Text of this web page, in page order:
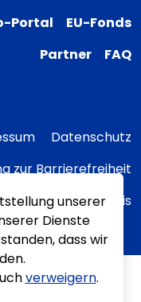
Portal
EU-Fonds
Partner
FAQ
Datenschutz
zur Barrierefreiheit
Transparenzhinweis
unserer
Dienste
dass wir
verweigern.